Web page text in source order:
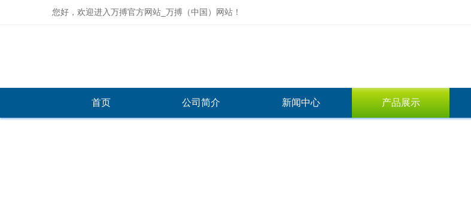
您好，欢迎进入万搏官方网站_万搏（中国）网站！
首页 公司简介 新闻中心 产品展示